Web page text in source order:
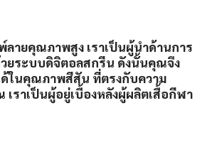
ายคุณภาพสูง เราเป็นผู้นำด้านการ
ยระบบดิจิตอลสกรีน ดังนั้นคุณจึง
ด้ในคุณภาพสีสัน ที่ตรงกับความ
เราเป็นผู้อยู่เบื้องหลังผู้ผลิตเสื้อกีฬา